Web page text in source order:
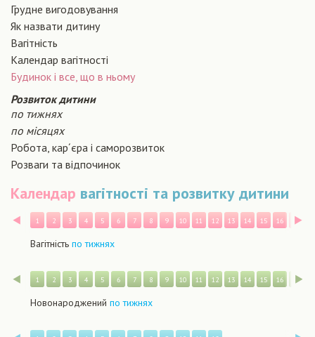
Грудне вигодовування
Як назвати дитину
Вагiтнiсть
Календар вагітності
Будинок і все, що в ньому
Розвиток дитини
по тижнях
по місяцях
Робота, кар´єра і саморозвиток
Розваги та відпочинок
Календар вагітності та розвитку дитини
Назад
1 2 3 4 5 6 7 8 9 10 11 12 13 14 15 16 17
Вагітність по тижнях
Назад
1 2 3 4 5 6 7 8 9 10 11 12 13 14 15 16 17
Новонароджений по тижнях